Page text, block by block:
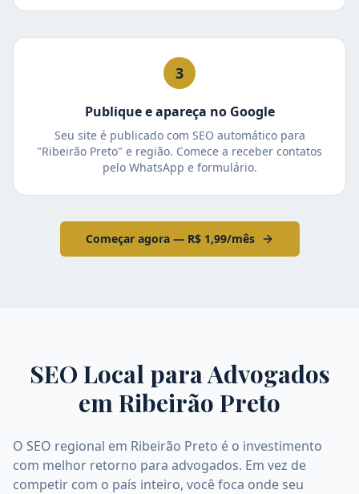
3
Publique e apareça no Google
Seu site é publicado com SEO automático para
"Ribeirão Preto" e região. Comece a receber contatos
pelo WhatsApp e formulário.
Começar agora — R$ 1,99/mês
SEO Local para Advogados
emRibeirão Preto
O SEO regional em Ribeirão Preto é o investimento
com melhor retorno para advogados. Em vez de
competir com o país inteiro, você foca onde seu